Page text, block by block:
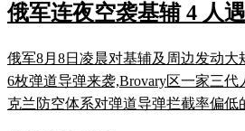
俄军连夜空袭基辅 4 人
俄军8月8日凌晨对基辅及周边发动大
6枚弹道导弹来袭,Brovary区一家三
克兰防空体系对弹道导弹拦截率偏低